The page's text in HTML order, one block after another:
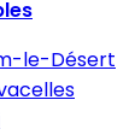
le-Désert